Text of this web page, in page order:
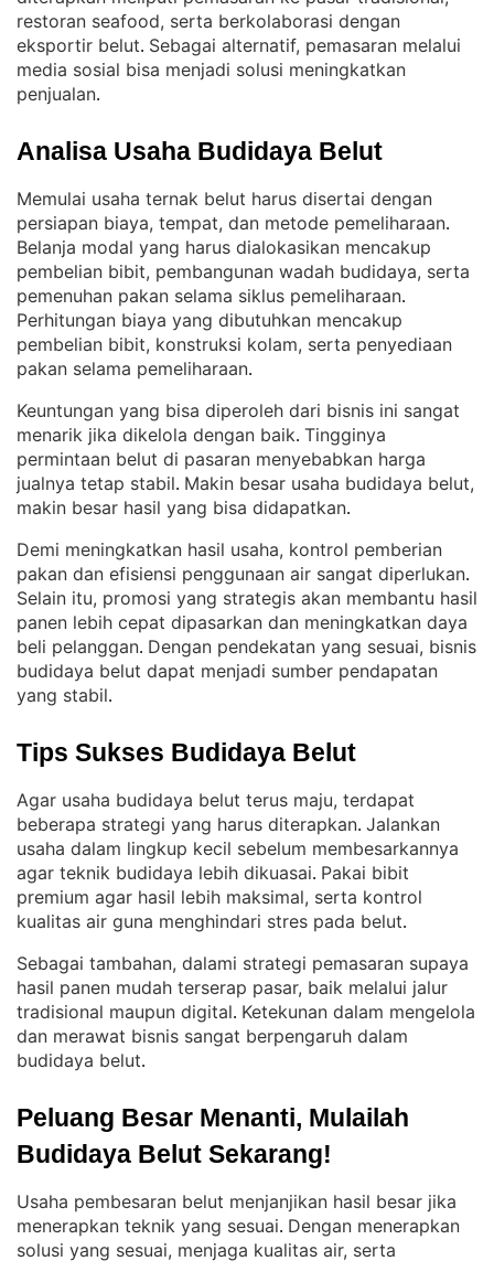
restoran seafood, serta berkolaborasi dengan
eksportir belut. Sebagai alternatif, pemasaran melalui
media sosial bisa menjadi solusi meningkatkan
penjualan.
Analisa Usaha Budidaya Belut
Memulai usaha ternak belut harus disertai dengan
persiapan biaya, tempat, dan metode pemeliharaan
Belanja modal yang harus dialokasikan mencakup
pembelian bibit, pembangunan wadah budidaya, serta
pemenuhan pakan selama siklus pemeliharaan
Perhitungan biaya yang dibutuhkan mencakup
pembelian bibit, konstruksi kolam, serta penyediaan
pakan selama pemeliharaan.
Keuntungan yang bisa diperoleh dari bisnis ini sangat
menarik jika dikelola dengan baik. Tingginya
permintaan belut di pasaran menyebabkan harga
jualnya tetap stabil. Makin besar usaha budidaya belut,
makin besar hasil yang bisa didapatkan.
Demi meningkatkan hasil usaha, kontrol pemberian
pakan dan efisiensi penggunaan air sangat diperlukan
Selain itu, promosi yang strategis akan membantu hasil
panen lebih cepat dipasarkan dan meningkatkan daya
beli pelanggan. Dengan pendekatan yang sesuai, bisnis
budidaya belut dapat menjadi sumber pendapatan
yang stabil.
Tips Sukses Budidaya Belut
Agar usaha budidaya belut terus maju, terdapat
beberapa strategi yang harus diterapkan. Jalankan
usaha dalam lingkup kecil sebelum membesarkannya
agar teknik budidaya lebih dikuasai. Pakai bibit
premium agar hasil lebih maksimal, serta kontrol
kualitas air guna menghindari stres pada belut.
Sebagai tambahan, dalami strategi pemasaran supaya
hasil panen mudah terserap pasar, baik melalui jalur
tradisional maupun digital. Ketekunan dalam mengelola
dan merawat bisnis sangat berpengaruh dalam
budidaya belut.
Peluang Besar Menanti, Mulailah
Budidaya Belut Sekarang!
Usaha pembesaran belut menjanjikan hasil besar jika
menerapkan teknik yang sesuai. Dengan menerapkan
solusi yang sesuai, menjaga kualitas air, serta